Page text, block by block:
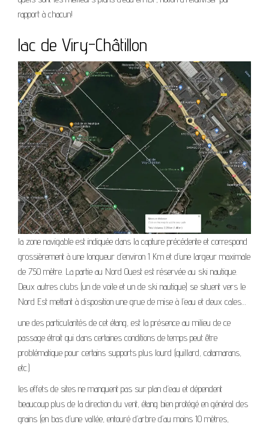
rapport à chacun!
lac de Viry-Châtillon
la zone navigable est indiquée dans la capture précédente et correspond
grossièrement à une longueur d’environ 1 Km et d’une largeur maximale
de 750 mètre. La partie au Nord Ouest est réservée au ski nautique.
Deux autres clubs (un de voile et un de ski nautique) se situent vers le
Nord Est mettant à disposition une grue de mise à l’eau et deux cales…
une des particularités de cet étang, est la présence au milieu de ce
passage étroit qui dans certaines conditions de temps peut être
problématique pour certains supports plus lourd (quillard, catamarans,
etc.)
les effets de sites ne manquent pas sur plan d’eau et dépendent
beaucoup plus de la direction du vent, étang bien protégé en général des
grains (en bas d’une vallée, entouré d’arbre d’au moins 10 mètres,